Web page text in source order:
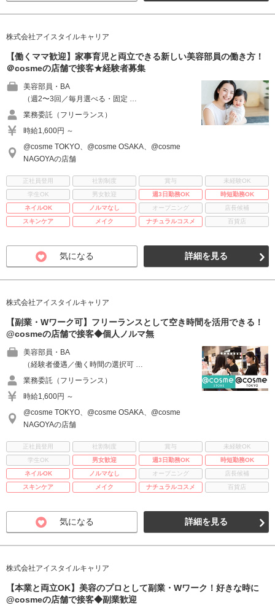
株式会社アイスタイルキャリア
【働くママ歓迎】家事育児と両立できる新しい美容部員の働き方！
＠cosmeの店舗で接客★経験者募集
美容部員・BA
（週2〜3回／毎月選べる・固定 …
業務委託（フリーランス）
時給1,600円 ～
@cosme TOKYO、@cosme OSAKA、@cosme
NAGOYAの店舗
正社員登用 社割制度 賞与
未経験OK
学生OK
男女歓迎 週3日勤務OK
時短勤務OK
ネイルOK
ノルマなし オープニング
店長候補
スキンケア
メイク ナチュラルコスメ 百貨店
気になる 詳細を見る
株式会社アイスタイルキャリア
【副業・Wワーク可】フリーランスとして空き時間を活用できる！
@cosmeの店舗で接客◆個人ノルマ無
美容部員・BA
（経験者優遇／働く時間の選択可 …
業務委託（フリーランス）
時給1,600円 ～
@cosme TOKYO、@cosme OSAKA、@cosme
NAGOYAの店舗
正社員登用 社割制度 賞与
未経験OK
学生OK
男女歓迎 週3日勤務OK
時短勤務OK
ネイルOK
ノルマなし オープニング
店長候補
スキンケア
メイク ナチュラルコスメ 百貨店
気になる 詳細を見る
株式会社アイスタイルキャリア
【本業と両立OK】美容のプロとして副業・Wワーク！好きな時に
@cosmeの店舗で接客◆副業歓迎